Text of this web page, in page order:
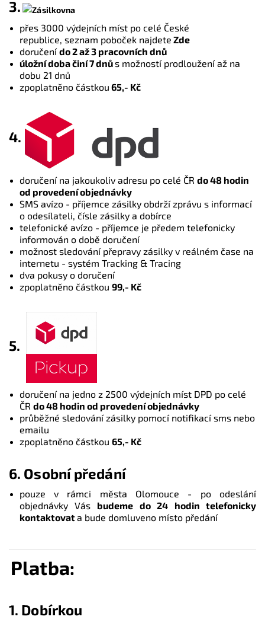
3.
přes 3000 výdejních míst po celé České
republice, seznam poboček najdete Zde
doručenído 2 až 3 pracovních dnů
úložní doba činí 7 dnůs možností prodloužení až na
dobu 21 dnů
zpoplatněno částkou 65,- Kč
4.
doručení na jakoukoliv adresu po celé ČR do 48 hodin
od provedení objednávky
SMS avízo - příjemce zásilky obdrží zprávu s informací
o odesílateli, čísle zásilky a dobírce
telefonické avízo - příjemce je předem telefonicky
informován o době doručení
možnost sledování přepravy zásilky v reálném čase na
internetu - systém Tracking & Tracing
dva pokusy o doručení
zpoplatněno částkou 99,- Kč
5.
doručení na jedno z 2500 výdejních míst DPD po celé
ČR do 48 hodin od provedení objednávky
průběžné sledování zásilky pomocí notifikací sms nebo
emailu
zpoplatněno částkou 65,- Kč
6. Osobní předání
pouze v rámci města Olomouce - po odeslání
objednávky Vás budeme do 24 hodin telefonicky
kontaktovata bude domluveno místo předání
Platba:
1. Dobírkou